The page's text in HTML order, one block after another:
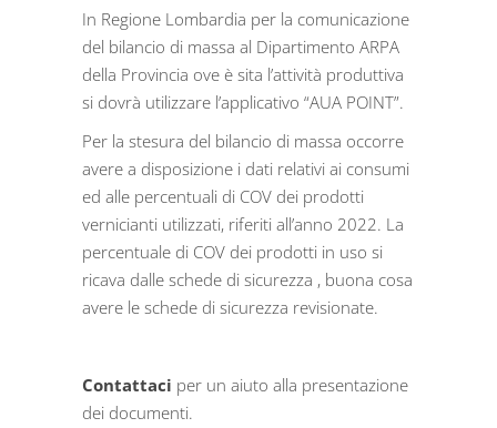
In Regione Lombardia per la comunicazione
del bilancio di massa al Dipartimento ARPA
della Provincia ove è sita l’attività produttiva
si dovrà utilizzare l’applicativo “AUA POINT”.
Per la stesura del bilancio di massa occorre
avere a disposizione i dati relativi ai consumi
ed alle percentuali di COV dei prodotti
vernicianti utilizzati, riferiti all’anno 2022. La
percentuale di COV dei prodotti in uso si
ricava dalle schede di sicurezza , buona cosa
avere le schede di sicurezza revisionate.
Contattaci per un aiuto alla presentazione
dei documenti.